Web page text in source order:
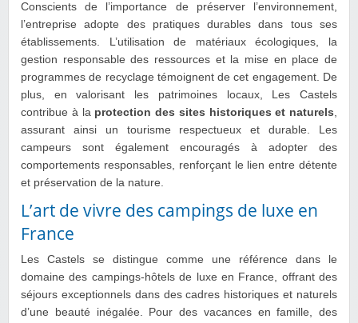
Conscients de l’importance de préserver l’environnement,
l’entreprise adopte des pratiques durables dans tous ses
établissements. L’utilisation de matériaux écologiques, la
gestion responsable des ressources et la mise en place de
programmes de recyclage témoignent de cet engagement. De
plus, en valorisant les patrimoines locaux, Les Castels
contribue à la protection des sites historiques et naturels,
assurant ainsi un tourisme respectueux et durable. Les
campeurs sont également encouragés à adopter des
comportements responsables, renforçant le lien entre détente
et préservation de la nature.
L’art de vivre des campings de luxe en
France
Les Castels se distingue comme une référence dans le
domaine des campings-hôtels de luxe en France, offrant des
séjours exceptionnels dans des cadres historiques et naturels
d’une beauté inégalée. Pour des vacances en famille, des